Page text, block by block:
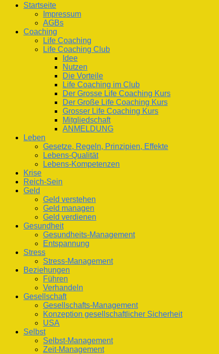
Life Coaching Club
Für Deine Lebenskompetenz
Startseite
Impressum
AGBs
Coaching
Life Coaching
Life Coaching Club
Idee
Nutzen
Die Vorteile
Life Coaching im Club
Der Grosse Life Coaching Kurs
Der Große Life Coaching Kurs
Grosser Life Coaching Kurs
Mitgliedschaft
ANMELDUNG
Leben
Gesetze, Regeln, Prinzipien, Effekte
Lebens-Qualität
Lebens-Kompetenzen
Krise
Reich-Sein
Geld
Geld verstehen
Geld managen
Geld verdienen
Gesundheit
Gesundheits-Management
Entspannung
Stress
Stress-Management
Beziehungen
Führen
Verhandeln
Gesellschaft
Gesellschafts-Management
Konzeption gesellschaftlicher Sicherheit
USA
Selbst
Selbst-Management
Zeit-Management